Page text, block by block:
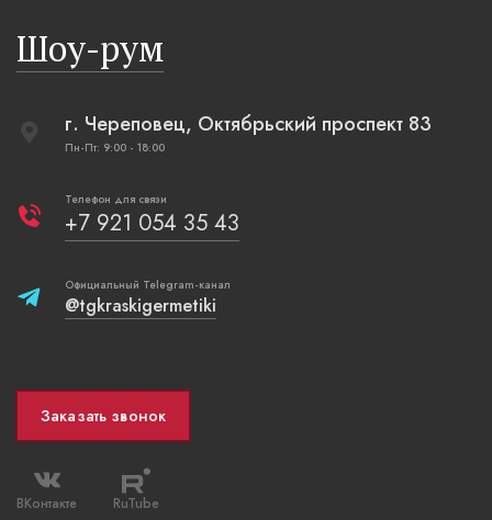
Шоу-рум
г. Череповец, Октябрьский проспект 83
Пн-Пт: 9:00 - 18:00
Телефон для связи
+7 921 054 35 43
Официальный Telegram-канал
@tgkraskigermetiki
Заказать звонок
ВКонтакте RuTube